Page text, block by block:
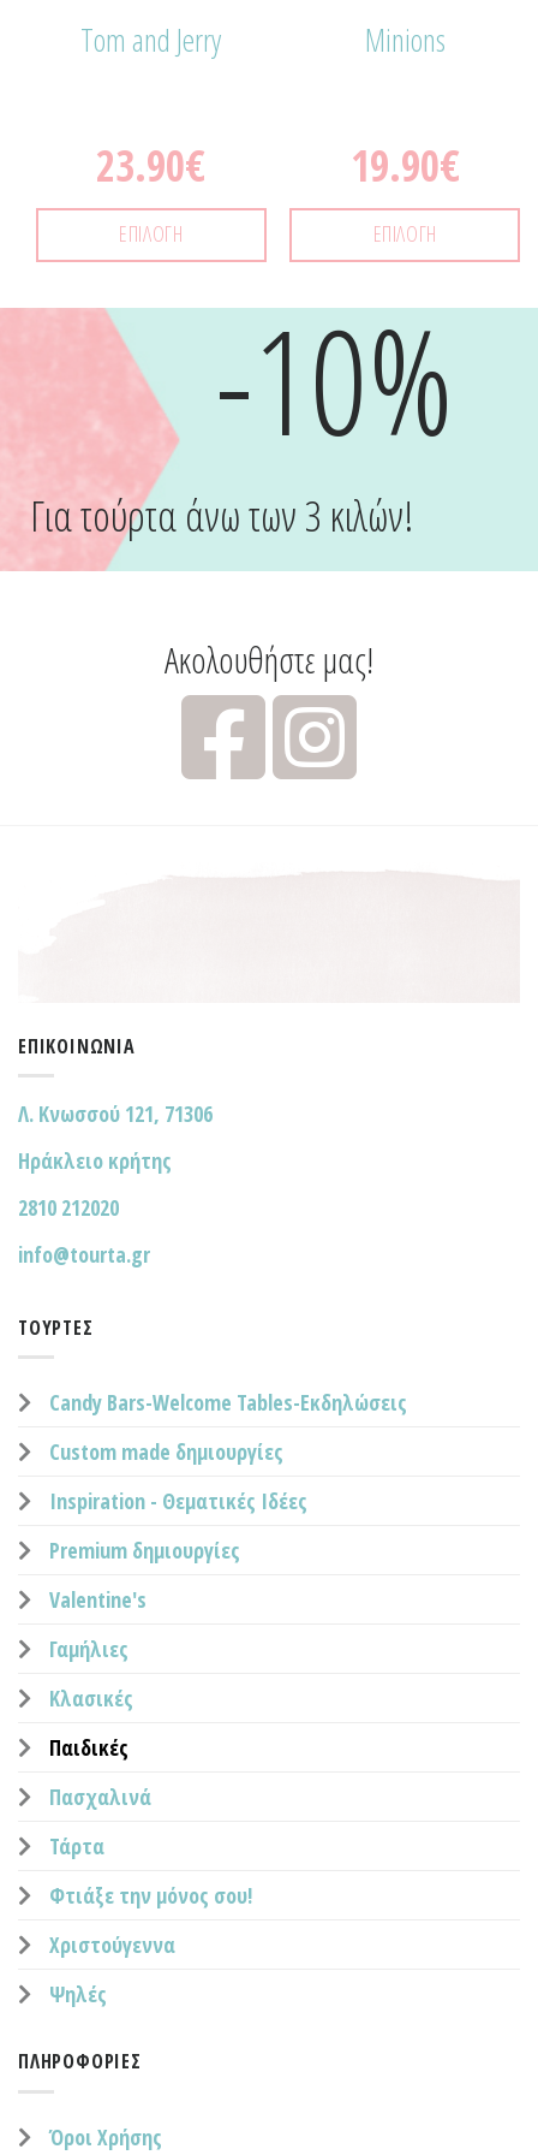
Tom and Jerry
23.90€
ΕΠΙΛΟΓΉ
Minions
19.90€
ΕΠΙΛΟΓΉ
-10%
Για τούρτα άνω των 3 κιλών!
Ακολουθήστε μας!
ΕΠΙΚΟΙΝΩΝΊΑ
Λ. Κνωσσού 121, 71306
Ηράκλειο κρήτης
2810 212020
info@tourta.gr
ΤΟΎΡΤΕΣ
Candy Bars-Welcome Tables-Εκδηλώσεις
Custom made δημιουργίες
Inspiration - Θεματικές Ιδέες
Premium δημιουργίες
Valentine's
Γαμήλιες
Κλασικές
Παιδικές
Πασχαλινά
Τάρτα
Φτιάξε την μόνος σου!
Χριστούγεννα
Ψηλές
ΠΛΗΡΟΦΟΡΊΕΣ
Όροι Χρήσης